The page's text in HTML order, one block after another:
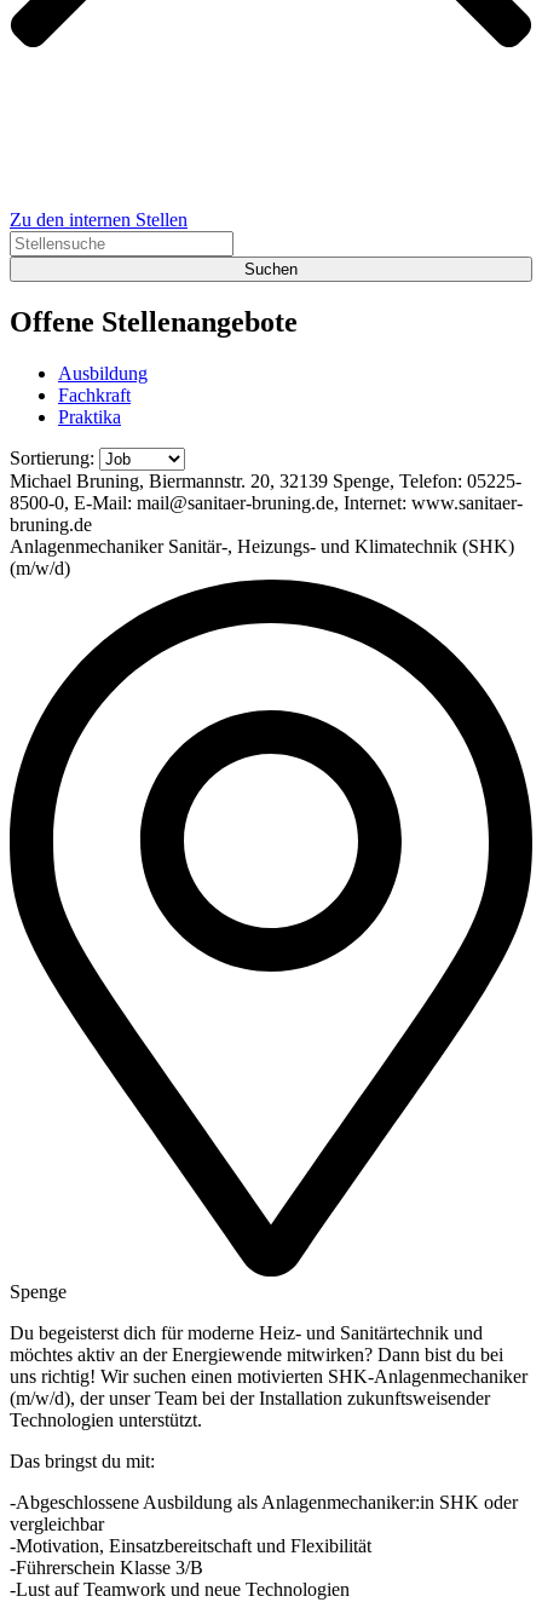
Zu den internen Stellen
Offene Stellenangebote
Ausbildung
Fachkraft
Praktika
Sortierung:
Michael Bruning, Biermannstr. 20, 32139 Spenge, Telefon: 05225-
8500-0, E-Mail: mail@sanitaer-bruning.de, Internet: www.sanitaer-
bruning.de
Anlagenmechaniker Sanitär-, Heizungs- und Klimatechnik (SHK)
(m/w/d)
Spenge
Du begeisterst dich für moderne Heiz- und Sanitärtechnik und
möchtes aktiv an der Energiewende mitwirken? Dann bist du bei
uns richtig! Wir suchen einen motivierten SHK-Anlagenmechaniker
(m/w/d), der unser Team bei der Installation zukunftsweisender
Technologien unterstützt.
Das bringst du mit:
-Abgeschlossene Ausbildung als Anlagenmechaniker:in SHK oder
vergleichbar
-Motivation, Einsatzbereitschaft und Flexibilität
-Führerschein Klasse 3/B
-Lust auf Teamwork und neue Technologien